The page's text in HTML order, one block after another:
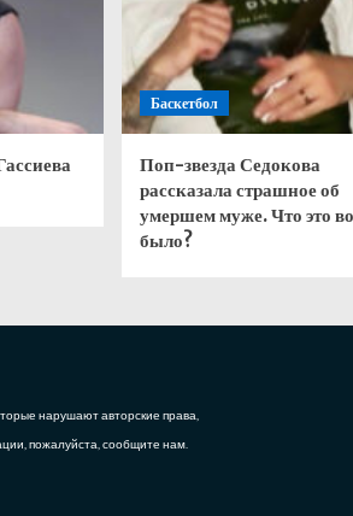
Баскетбол
Поп-звезда Седокова
рассказала страшное об
умершем муже. Что это
было?
нарушают авторские права,
пожалуйста, сообщите нам.